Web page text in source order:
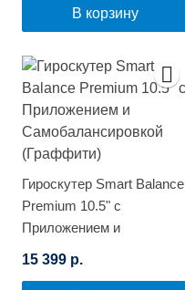
В корзину
Гироскутер Smart Balance
Premium 10.5" с
Приложением и
(Граффити)
15 399 р.